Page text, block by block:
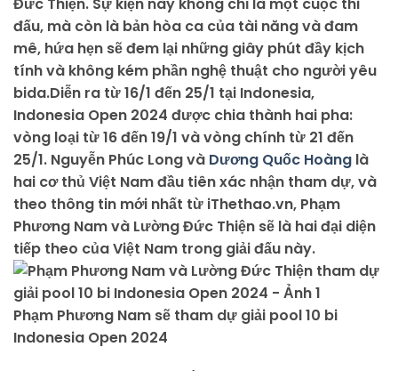
Đức Thiện. Sự kiện này không chỉ là một cuộc thi
đấu, mà còn là bản hòa ca của tài năng và đam
mê, hứa hẹn sẽ đem lại những giây phút đầy kịch
tính và không kém phần nghệ thuật cho người yêu
bida.Diễn ra từ 16/1 đến 25/1 tại Indonesia,
Indonesia Open 2024 được chia thành hai pha:
vòng loại từ 16 đến 19/1 và vòng chính từ 21 đến
25/1. Nguyễn Phúc Long và Dương Quốc Hoàng là
hai cơ thủ Việt Nam đầu tiên xác nhận tham dự, và
theo thông tin mới nhất từ iThethao.vn, Phạm
Phương Nam và Lường Đức Thiện sẽ là hai đại diện
tiếp theo của Việt Nam trong giải đấu này.
Phạm Phương Nam sẽ tham dự giải pool 10 bi
Indonesia Open 2024